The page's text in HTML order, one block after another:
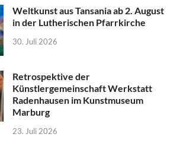
Weltkunst aus Tansania ab 2. August
in der Lutherischen Pfarrkirche
30. Juli 2026
Retrospektive der
Künstlergemeinschaft Werkstatt
Radenhausen im Kunstmuseum
Marburg
23. Juli 2026